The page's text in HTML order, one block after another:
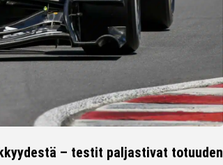
– testit paljastivat totuuden